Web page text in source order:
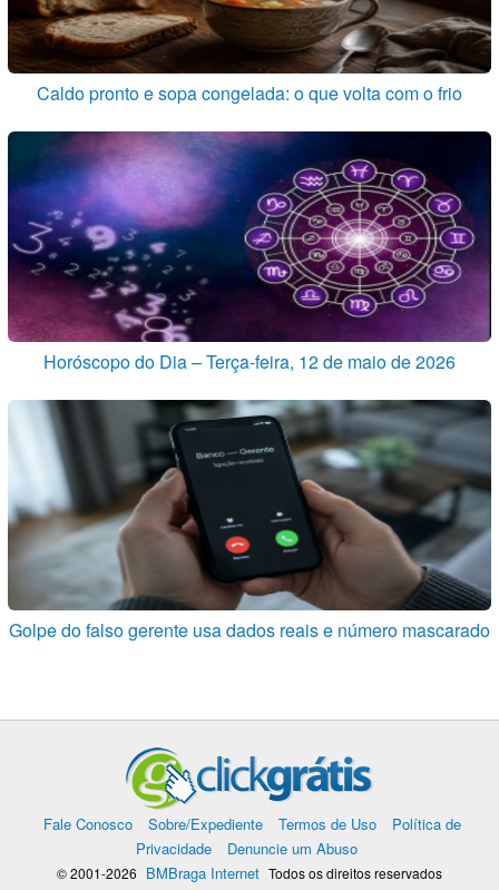
Caldo pronto e sopa congelada: o que volta com o frio
Horóscopo do Dia – Terça-feira, 12 de maio de 2026
Golpe do falso gerente usa dados reais e número mascarado
Fale Conosco Sobre/Expediente Termos de Uso
Política de
Privacidade
Denuncie um Abuso
© 2001-2026 BMBraga Internet Todos os direitos reservados